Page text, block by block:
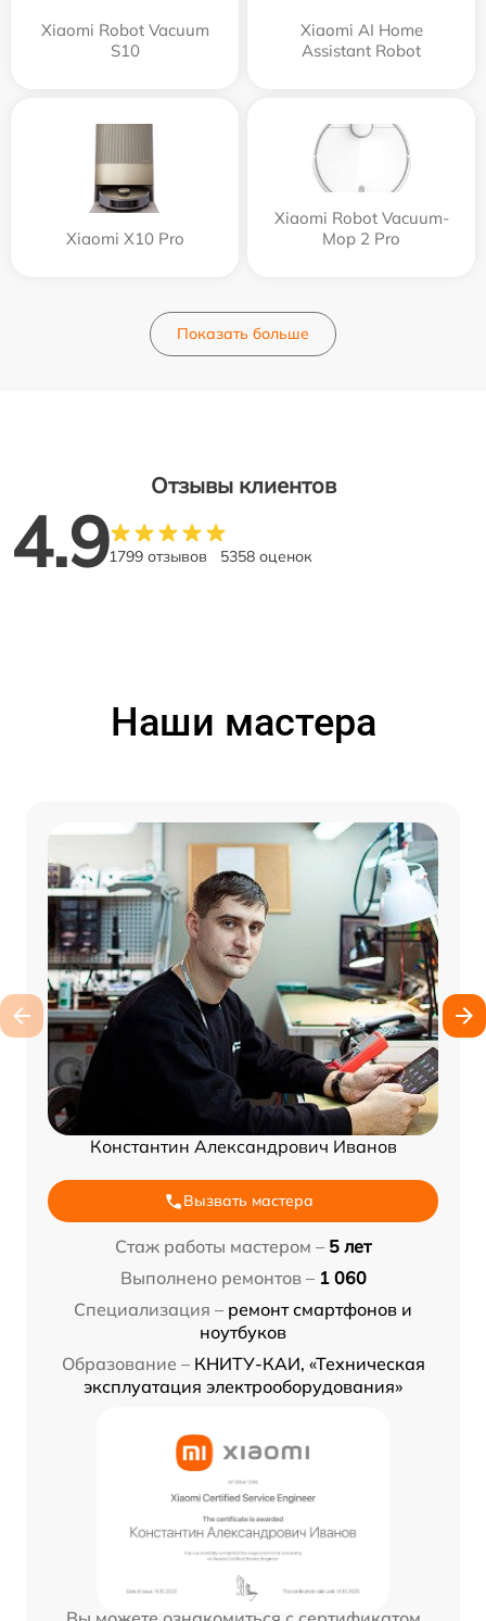
Xiaomi Robot Vacuum
S10
Xiaomi AI Home
Assistant Robot
Xiaomi X10 Pro
Xiaomi Robot Vacuum-
Mop 2 Pro
Показать больше
Отзывы клиентов
4.91799 отзывов 5358 оценок
Наши мастера
Константин Александрович Иванов
Вызвать мастера
Стаж работы мастером – 5 лет
Выполнено ремонтов – 1 060
Специализация – ремонт смартфонов и
ноутбуков
Образование – КНИТУ-КАИ, «Техническая
эксплуатация электрооборудования»